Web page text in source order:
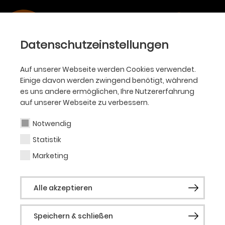
Datenschutzeinstellungen
Auf unserer Webseite werden Cookies verwendet.
Einige davon werden zwingend benötigt, während
es uns andere ermöglichen, Ihre Nutzererfahrung
auf unserer Webseite zu verbessern.
Notwendig
Statistik
Marketing
Alle akzeptieren
Speichern & schließen
SPIELZEIT
2024/25
Alle Sparten Oper Philharmoniker
Akademie